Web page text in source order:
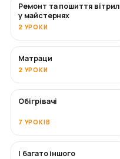
СКОРО
Ремонт та пошиття вітрил
у майстернях
2 УРОКИ
Матраци
2 УРОКИ
СКОРО
Обігрівачі
7 УРОКІВ
СКОРО
І багато іншого